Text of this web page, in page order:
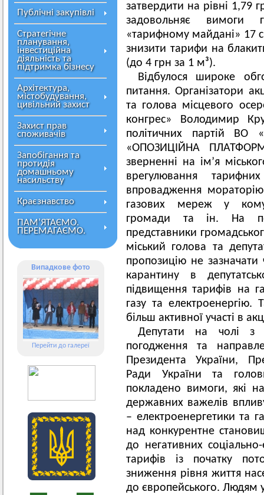
Публічні закупівлі
Стратегічне
планування,
інвестиційна
діяльність та
підтримка бізнесу
Архітектура,
містобудування,
цивільний захист
Захист прав
споживачів
Запобігання та
протидія
домашньому
насильству
Краєзнавство
ПАМ’ЯТАЄМО.
ПЕРЕМАГАЄМО.
Випадкове фото
Перейти до галереї
затвердити на рівні 1,79
задовольняє вимоги
«тарифному майдані» 17
знизити тарифи на
(до 4 грн за 1 м³).
Відбулося широке
питання. Організатори
та голова місцевого
конгрес» Володимир
політичних партій ВО
«ОПОЗИЦІЙНА
зверненні на ім’я
врегулювання
впровадження
газових мереж у
громади та ін. На
представники
міський голова та
пропозицію не
карантину в
підвищення тарифів на
газу та електроенергію.
більш активної участі в
Депутати на чолі з
погодження та
Президента України,
Ради України та
покладено вимоги, які
державних важелів
– електроенергетики та
над конкурентне
до негативних
тарифів із початку
зниження рівня життя
до європейського. Людям